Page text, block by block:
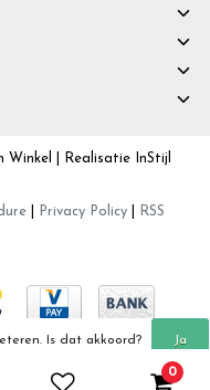
| Realisatie InStijl
Privacy Policy
RSS
0
Is dat akkoord? Ja
cookies »